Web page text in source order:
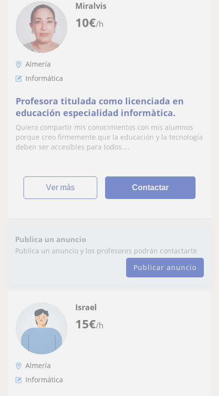
10€/h
Miralvis
Almería
Informática
Profesora titulada como licenciada en
educación especialidad informàtica.
Quiero compartir mis conocimientos con mis alumnos
porque creo firmemente que la educación y la tecnología
deben ser accesibles para todos....
ver más Contactar
Publica un anuncio
Publica un anuncio y los profesores podrán contactarte
Publicar anuncio
15€/h
Israel
Almería
Informática